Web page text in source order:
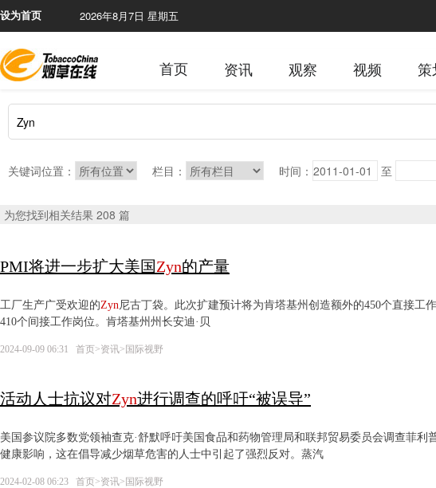
设为首页 2026年8月7日 星期五
首页 资讯 观察 视频 策
关键词位置： 栏目： 时间： 至
为您找到相关结果 208 篇
PMI将进一步扩大美国Zyn的产量
工厂生产广受欢迎的Zyn尼古丁袋。此次扩建预计将为肯塔基州创造额外的450个直接工
410个间接工作岗位。肯塔基州州长安迪·贝
2024-09-09 06:31 首页>资讯> 国际视野
活动人士抗议对Zyn进行调查的呼吁“被误导”
美国参议院多数党领袖查克·舒默呼吁美国食品和药物管理局和联邦贸易委员会调查菲利
健康影响，这在倡导减少烟草危害的人士中引起了强烈反对。蒸汽
2024-02-08 06:23 首页>资讯> 国际视野